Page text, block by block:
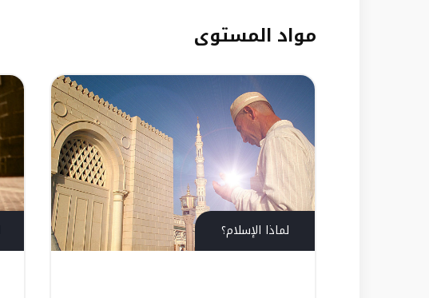
مواد المستوى
لماذا الإسلام؟